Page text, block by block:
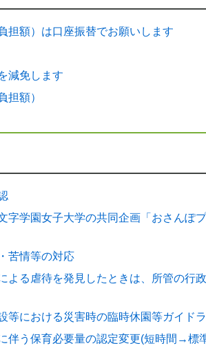
担額）は口座振替でお願いします
減免します
担額）
字学園女子大学の共同企画「おさんぽ
苦情等の対応
よる虐待を発見したときは、所管の行
等における災害時の臨時休園等ガイド
伴う保育必要量の認定変更(短時間→標